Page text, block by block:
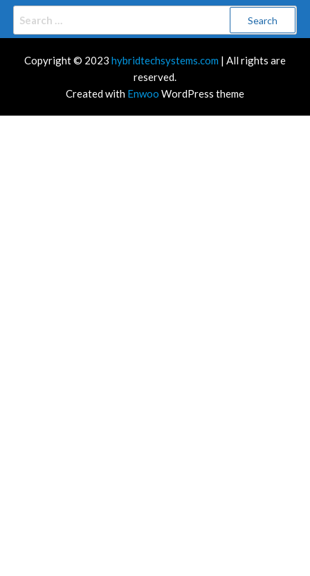
Copyright © 2023 hybridtechsystems.com | All rights are
reserved.
Created with Enwoo WordPress theme